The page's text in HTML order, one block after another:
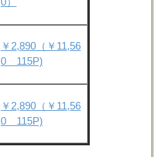
￥2,890（￥11,56
0 115P)
￥2,890（￥11,56
0 115P)